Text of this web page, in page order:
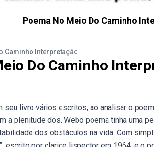
Poema No Meio Do Caminho
Caminho Interpretação
Do Caminho
seu livro vários escritos, ao analisar o
a plenitude dos. Webo poema tinha uma
dos obstáculos na vida. Com